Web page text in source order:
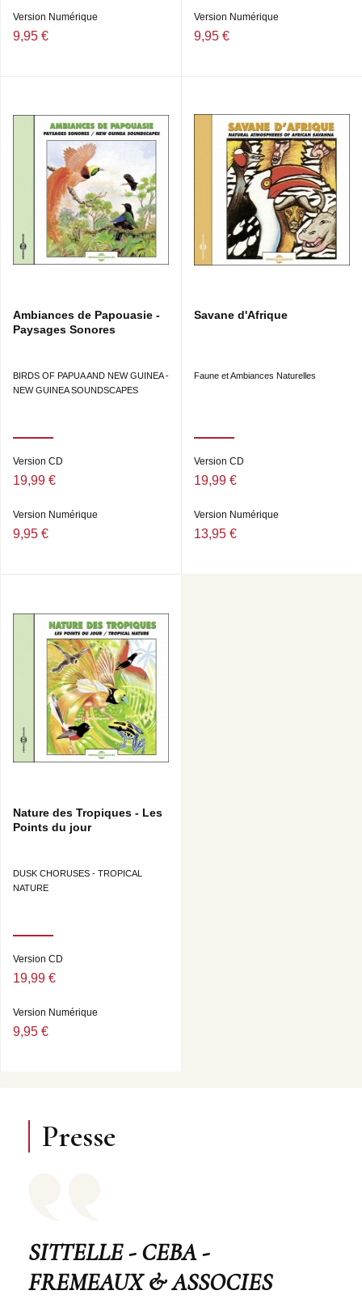
Version Numérique
9,95 €
Version Numérique
9,95 €
Ambiances de Papouasie -
Paysages Sonores
BIRDS OF PAPUA AND NEW GUINEA -
NEW GUINEA SOUNDSCAPES
Version CD
19,99 €
Version Numérique
9,95 €
Savane d'Afrique
Faune et Ambiances Naturelles
Version CD
19,99 €
Version Numérique
13,95 €
Nature des Tropiques - Les
Points du jour
DUSK CHORUSES - TROPICAL
NATURE
Version CD
19,99 €
Version Numérique
9,95 €
Presse
SITTELLE - CEBA -
FREMEAUX & ASSOCIES